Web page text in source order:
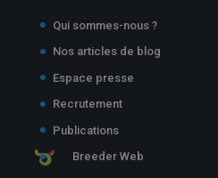
Qui sommes-nous ?
Nos articles de blog
Espace presse
Recrutement
Publications
Breeder Web